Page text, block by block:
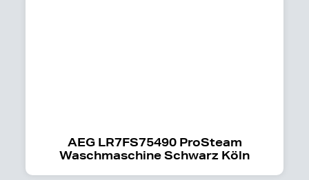
AEG LR7FS75490 ProSteam
Waschmaschine Schwarz Köln